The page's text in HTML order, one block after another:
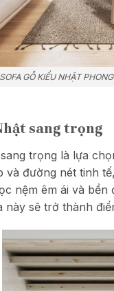
GỖ KIỂU NHẬT
sang trọng
trọng là lựa
và đường nét tinh
nệm êm ái và
này sẽ trở thành